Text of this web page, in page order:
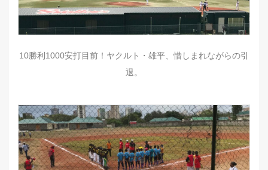
10勝利1000安打目前！ヤクルト・雄平、惜しまれながらの引
退。